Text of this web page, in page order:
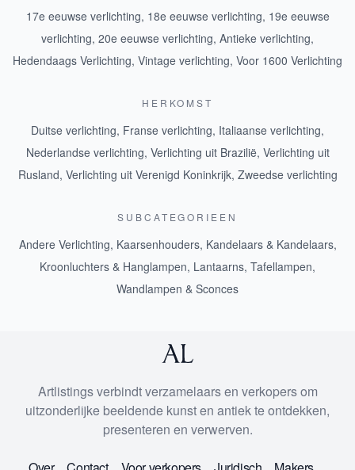
17e eeuwse verlichting, 18e eeuwse verlichting, 19e eeuwse
verlichting, 20e eeuwse verlichting, Antieke verlichting,
Hedendaags Verlichting, Vintage verlichting, Voor 1600 Verlichting
HERKOMST
Duitse verlichting, Franse verlichting, Italiaanse verlichting,
Nederlandse verlichting, Verlichting uit Brazilië, Verlichting uit
Rusland, Verlichting uit Verenigd Koninkrijk, Zweedse verlichting
SUBCATEGORIEEN
Andere Verlichting, Kaarsenhouders, Kandelaars & Kandelaars,
Kroonluchters & Hanglampen, Lantaarns, Tafellampen,
Wandlampen & Sconces
Artlistings verbindt verzamelaars en verkopers om
uitzonderlijke beeldende kunst en antiek te ontdekken,
presenteren en verwerven.